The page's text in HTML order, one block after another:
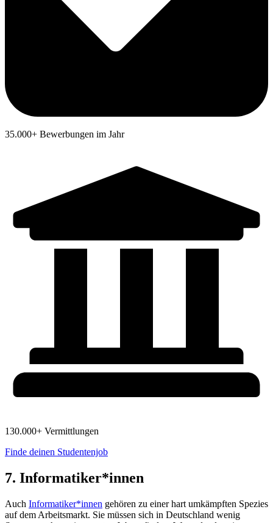
35.000+ Bewerbungen im Jahr
130.000+ Vermittlungen
Finde deinen Studentenjob
7. Informatiker*innen
Auch Informatiker*innen gehören zu einer hart umkämpften Spezies
auf dem Arbeitsmarkt. Sie müssen sich in Deutschland wenig